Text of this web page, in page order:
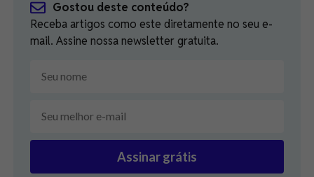
Gostou deste conteúdo?
Receba artigos como este diretamente no seu e-
mail. Assine nossa newsletter gratuita.
Assinar grátis